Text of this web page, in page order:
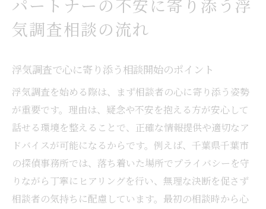
パートナーの不安に寄り添う浮
気調査相談の流れ
浮気調査で心に寄り添う相談開始のポイント
浮気調査を始める際は、まず相談者の心に寄り添う姿勢
が重要です。理由は、疑念や不安を抱える方が安心して
話せる環境を整えることで、正確な情報提供や適切なア
ドバイスが可能になるからです。例えば、千葉県千葉市
の探偵事務所では、落ち着いた場所でプライバシーを守
りながら丁寧にヒアリングを行い、無理な決断を促さず
相談者の気持ちに配慮しています。最初の相談時から心